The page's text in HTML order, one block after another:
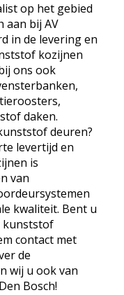
op het gebied
aan bij AV
in de levering en
kozijnen
ons ook
daken.
deuren?
levertijd en
is
van
kwaliteit. Bent u
kunststof
contact met
de
wij u ook van
Bosch!